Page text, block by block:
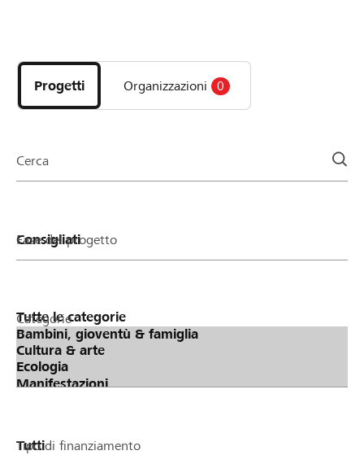
DE FR IT
i
progetti
e
della
Progetti Organizzazioni 0
Cerca
Fase del progetto
Categorie
Tipo di finanziamento